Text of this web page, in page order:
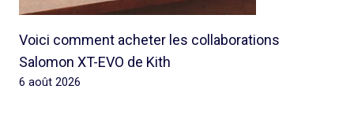
Voici comment acheter les collaborations
Salomon XT-EVO de Kith
6 août 2026